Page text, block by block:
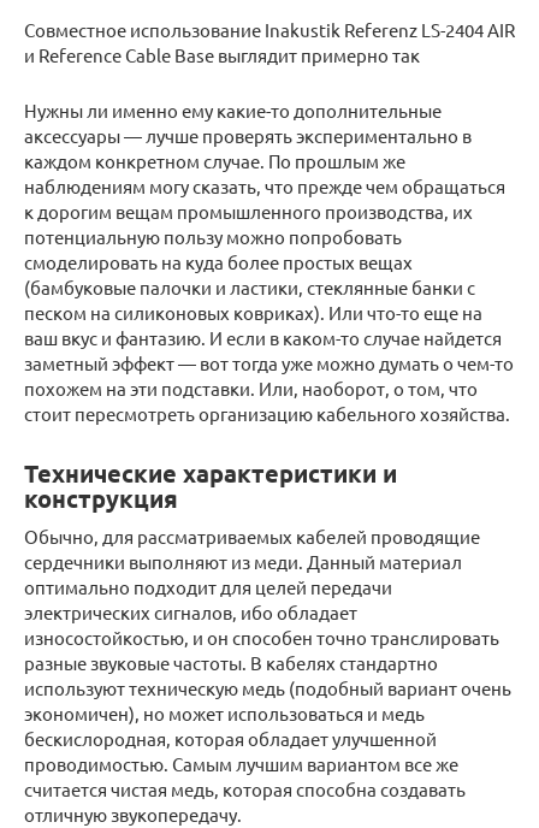
Совместное использование Inakustik Referenz LS-2404 AIR
и Reference Cable Base выглядит примерно так
Нужны ли именно ему какие-то дополнительные
аксессуары — лучше проверять экспериментально в
каждом конкретном случае. По прошлым же
наблюдениям могу сказать, что прежде чем обращаться
к дорогим вещам промышленного производства, их
потенциальную пользу можно попробовать
смоделировать на куда более простых вещах
(бамбуковые палочки и ластики, стеклянные банки с
песком на силиконовых ковриках). Или что-то еще на
ваш вкус и фантазию. И если в каком-то случае найдется
заметный эффект — вот тогда уже можно думать о чем-то
похожем на эти подставки. Или, наоборот, о том, что
стоит пересмотреть организацию кабельного хозяйства.
Технические характеристики и
конструкция
Обычно, для рассматриваемых кабелей проводящие
сердечники выполняют из меди. Данный материал
оптимально подходит для целей передачи
электрических сигналов, ибо обладает
износостойкостью, и он способен точно транслировать
разные звуковые частоты. В кабелях стандартно
используют техническую медь (подобный вариант очень
экономичен), но может использоваться и медь
бескислородная, которая обладает улучшенной
проводимостью. Самым лучшим вариантом все же
считается чистая медь, которая способна создавать
отличную звукопередачу.